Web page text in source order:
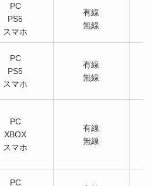
PC
PS5
スマホ
有線
無線
PC
PS5
スマホ
有線
無線
PC
XBOX
スマホ
有線
無線
PC